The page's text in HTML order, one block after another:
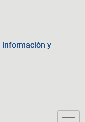
Información y